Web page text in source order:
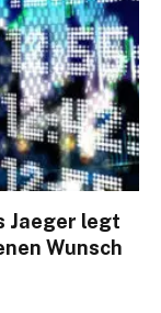
Jaeger legt
Wunsch